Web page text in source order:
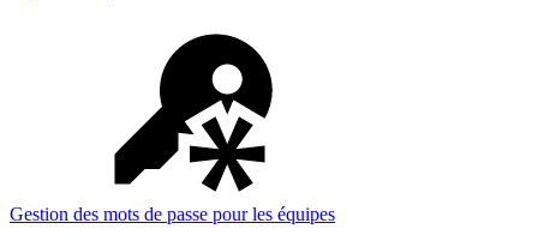
Gestion des mots de passe pour les équipes